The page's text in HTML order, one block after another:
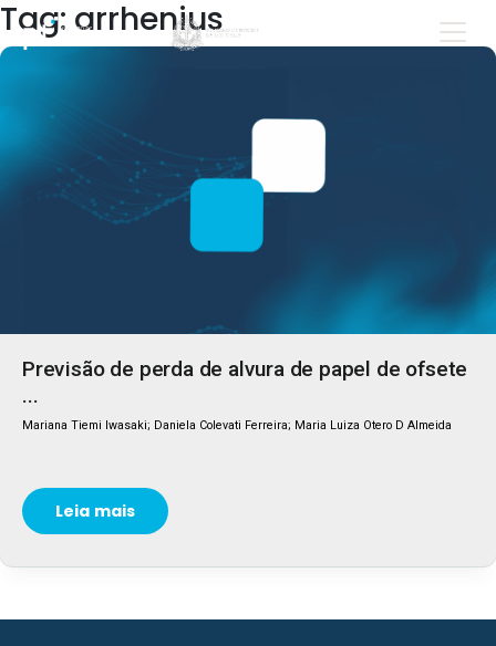
Tag: arrhenius
Previsão de perda de alvura de papel de ofsete
...
Mariana Tiemi Iwasaki; Daniela Colevati Ferreira; Maria Luiza Otero D Almeida
Leia mais